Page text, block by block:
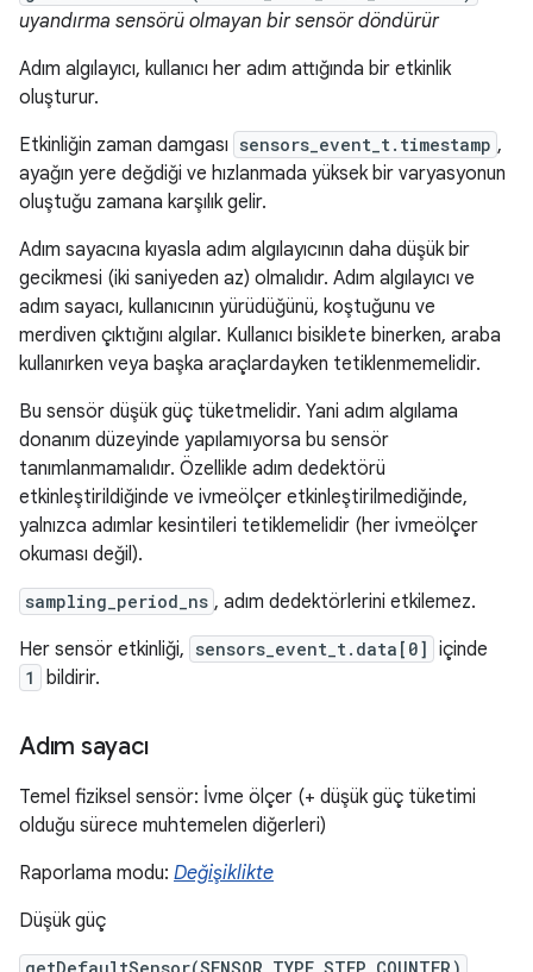
uyandırma sensörü olmayan bir sensör döndürür
Adım algılayıcı, kullanıcı her adım attığında bir etkinlik
oluşturur.
Etkinliğin zaman damgası sensors_event_t.timestamp ,
ayağın yere değdiği ve hızlanmada yüksek bir varyasyonun
oluştuğu zamana karşılık gelir.
Adım sayacına kıyasla adım algılayıcının daha düşük bir
gecikmesi (iki saniyeden az) olmalıdır. Adım algılayıcı ve
adım sayacı, kullanıcının yürüdüğünü, koştuğunu ve
merdiven çıktığını algılar. Kullanıcı bisiklete binerken, araba
kullanırken veya başka araçlardayken tetiklenmemelidir.
Bu sensör düşük güç tüketmelidir. Yani adım algılama
donanım düzeyinde yapılamıyorsa bu sensör
tanımlanmamalıdır. Özellikle adım dedektörü
etkinleştirildiğinde ve ivmeölçer etkinleştirilmediğinde,
yalnızca adımlar kesintileri tetiklemelidir (her ivmeölçer
okuması değil).
sampling_period_ns , adım dedektörlerini etkilemez.
Her sensör etkinliği, sensors_event_t.data[0] içinde
1 bildirir.
Adım sayacı
Temel fiziksel sensör: İvme ölçer (+ düşük güç tüketimi
olduğu sürece muhtemelen diğerleri)
Raporlama modu: Değişiklikte
Düşük güç